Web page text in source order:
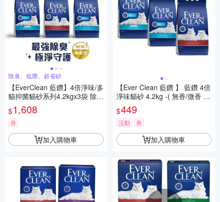
除臭、低塵、超省砂
【EverClean 藍鑽】4倍淨味/多
貓抑菌貓砂系列4.2kgx3袋 除臭
低塵 超省砂
$1,608
券
加入購物車
【Ever Clean 藍鑽 】 藍鑽 4倍
淨味貓砂 4.2kg -( 無香/微香 /
長效淨味21天)
$449
活動 券
加入購物車